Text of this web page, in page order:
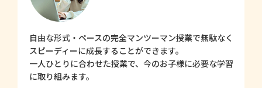
自由な形式・ペースの完全マンツーマン授業で無駄なく
スピーディーに成長することができます。
一人ひとりに合わせた授業で、今のお子様に必要な学習
に取り組みます。